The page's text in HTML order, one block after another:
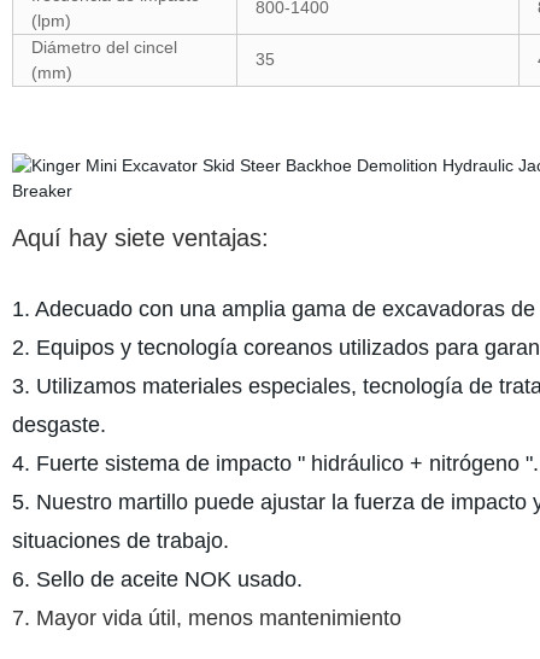
(lpm)
800-1400
Diámetro del cincel
(mm)
35
Aquí hay siete ventajas:
1. Adecuado con una amplia gama de excavadoras
2. Equipos y tecnología coreanos utilizados para
3. Utilizamos materiales especiales, tecnología de
desgaste.
4. Fuerte sistema de impacto " hidráulico + nitrógeno ".
5. Nuestro martillo puede ajustar la fuerza de
situaciones de trabajo.
6. Sello de aceite NOK usado.
7. Mayor vida útil, menos mantenimiento